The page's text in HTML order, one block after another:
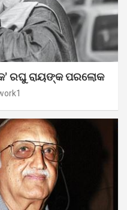
ରଘୁ ରାୟଙ୍କ ପରଲୋକ